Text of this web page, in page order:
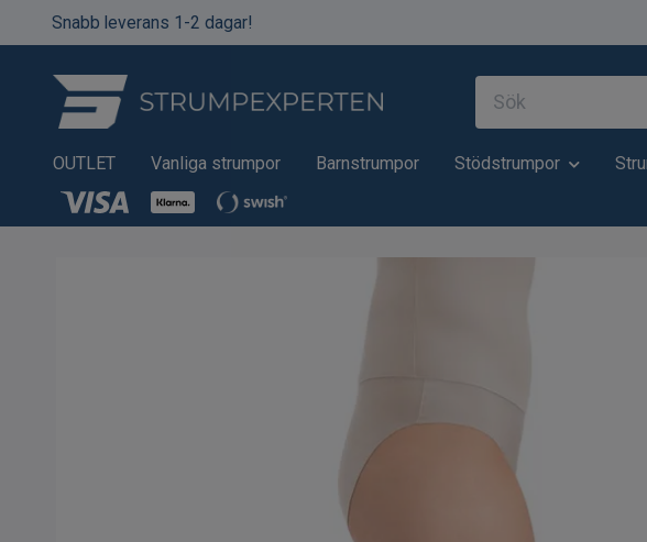
Snabb leverans 1-2 dagar!
OUTLET Vanliga strumpor Barnstrumpor Stödstrumpor